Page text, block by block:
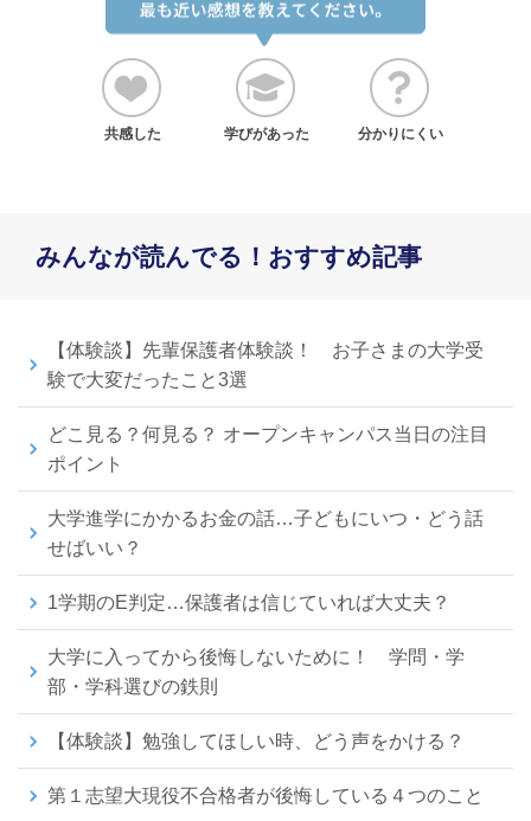
共感した 学びがあった 分かりにくい
みんなが読んでる！おすすめ記事
【体験談】先輩保護者体験談！ お子さまの大学受
験で大変だったこと3選
どこ見る？何見る？ オープンキャンパス当日の注目
ポイント
大学進学にかかるお金の話…子どもにいつ・どう話
せばいい？
1学期のE判定…保護者は信じていれば大丈夫？
大学に入ってから後悔しないために！ 学問・学
部・学科選びの鉄則
【体験談】勉強してほしい時、どう声をかける？
第１志望大現役不合格者が後悔している４つのこと